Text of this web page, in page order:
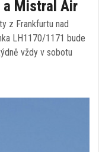
Mistral Air
z Frankfurtu nad
LH1170/1171 bude
vždy v sobotu